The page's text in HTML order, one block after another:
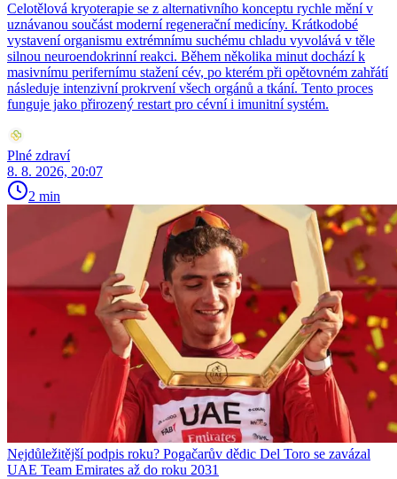
Celotělová kryoterapie se z alternativního konceptu rychle mění v
uznávanou součást moderní regenerační medicíny. Krátkodobé
vystavení organismu extrémnímu suchému chladu vyvolává v těle
silnou neuroendokrinní reakci. Během několika minut dochází k
masivnímu perifernímu stažení cév, po kterém při opětovném zahřátí
následuje intenzivní prokrvení všech orgánů a tkání. Tento proces
funguje jako přirozený restart pro cévní i imunitní systém.
Plné zdraví
8. 8. 2026, 20:07
2 min
Nejdůležitější podpis roku? Pogačarův dědic Del Toro se zavázal
UAE Team Emirates až do roku 2031